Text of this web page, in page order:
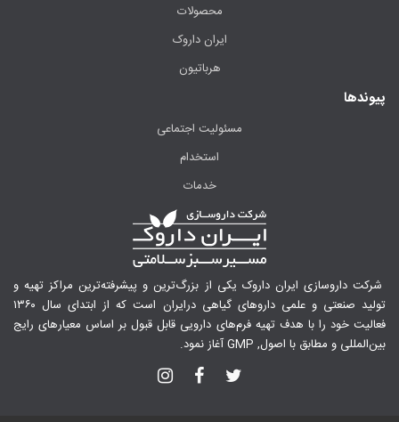
محصولات
ایران داروک
هرباتیون
پیوندها
مسئولیت اجتماعی
استخدام
خدمات
شرکت داروسازی ایران داروک یکی از بزرگ‌ترین و پیشرفته‌ترین مراکز تهیه و
تولید صنعتی و علمی داروهای گیاهی درایران است که از ابتدای سال ۱۳۶۰
فعالیت خود را با هدف تهیه فرم‌های دارویی قابل قبول بر اساس معیارهای رایج
بین‌المللی و مطابق با اصول, GMP آغاز نمود.